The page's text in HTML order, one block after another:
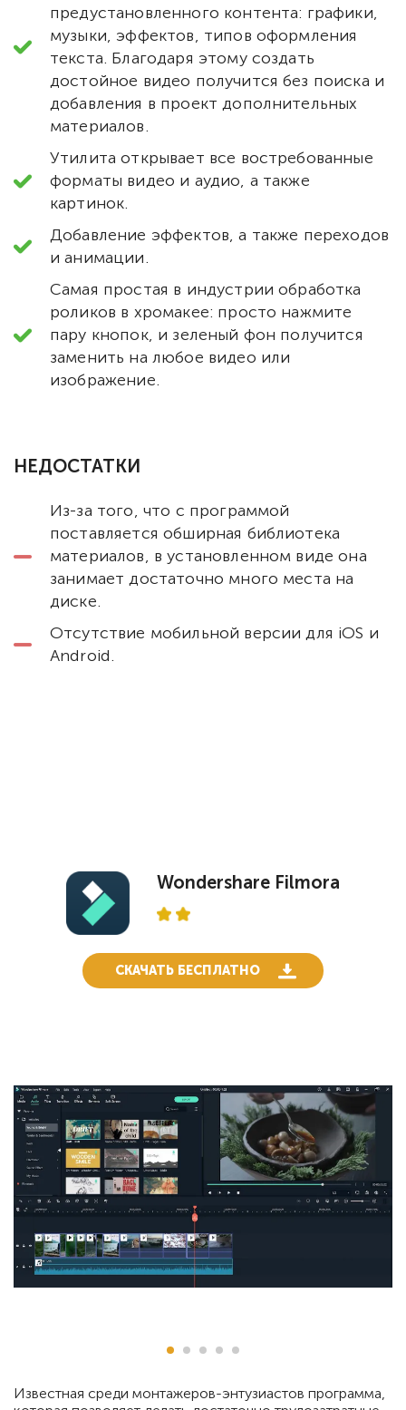
предустановленного контента: графики,
музыки, эффектов, типов оформления
текста. Благодаря этому создать
достойное видео получится без поиска и
добавления в проект дополнительных
материалов.
Утилита открывает все востребованные
форматы видео и аудио, а также
картинок.
Добавление эффектов, а также переходов
и анимации.
Самая простая в индустрии обработка
роликов в хромакее: просто нажмите
пару кнопок, и зеленый фон получится
заменить на любое видео или
изображение.
НЕДОСТАТКИ
Из-за того, что с программой
поставляется обширная библиотека
материалов, в установленном виде она
занимает достаточно много места на
диске.
Отсутствие мобильной версии для iOS и
Android.
Wondershare Filmora
СКАЧАТЬ БЕСПЛАТНО
Известная среди монтажеров-энтузиастов программа,